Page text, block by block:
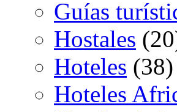
Guías
Hostales
Hoteles (38)
Hoteles